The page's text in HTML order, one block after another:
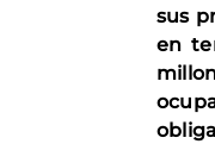
sus
en